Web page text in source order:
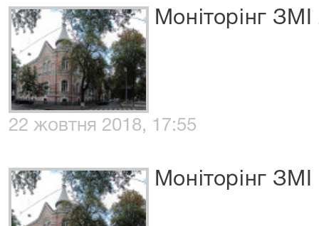
Моніторінг
22 жовтня 2018, 17:55
Моніторінг